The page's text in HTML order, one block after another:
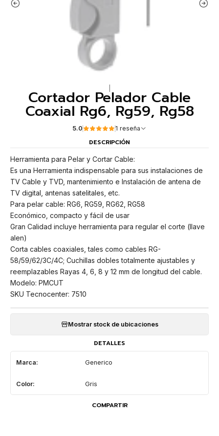
Cortador Pelador Cable
Coaxial Rg6, Rg59, Rg58
5.0 1 reseña
DESCRIPCIÓN
Herramienta para Pelar y Cortar Cable:
Es una Herramienta indispensable para sus instalaciones de
TV Cable y TVD, mantenimiento e Instalación de antena de
TV digital, antenas satelitales, etc.
Para pelar cable: RG6, RG59, RG62, RG58
Económico, compacto y fácil de usar
Gran Calidad incluye herramienta para regular el corte (llave
alen)
Corta cables coaxiales, tales como cables RG-
58/59/62/3C/4C; Cuchillas dobles totalmente ajustables y
reemplazables Rayas 4, 6, 8 y 12 mm de longitud del cable.
Modelo: PMCUT
SKU Tecnocenter: 7510
Mostrar stock de ubicaciones
DETALLES
Marca: Generico
Color: Gris
COMPARTIR